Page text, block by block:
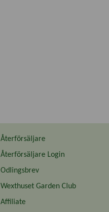
Återförsäljare
Återförsäljare Login
Odlingsbrev
Wexthuset Garden Club
Affiliate